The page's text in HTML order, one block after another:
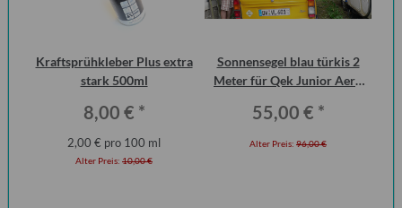
Kraftsprühkleber Plus extra
stark 500ml
8,00 € *
2,00 € pro 100 ml
Alter Preis: 10,00 €
Sonnensegel blau türkis 2
Meter für Qek Junior Aero
55,00 € *
Alter Preis: 96,00 €